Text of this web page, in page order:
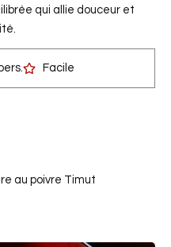
qui allie douceur et
Facile
au poivre Timut